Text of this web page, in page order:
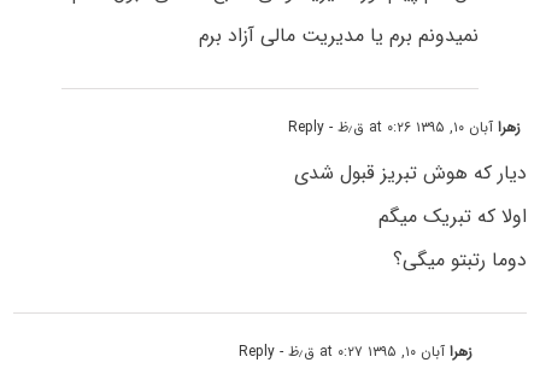
نمیدونم برم یا مدیریت مالی آزاد برم
زهراآبان ۱۰, ۱۳۹۵ at ۰:۲۶ ق٫ظ - Reply
دیار که هوش تبریز قبول شدی
اولا که تبریک میگم
دوما رتبتو میگی؟
زهراآبان ۱۰, ۱۳۹۵ at ۰:۲۷ ق٫ظ - Reply